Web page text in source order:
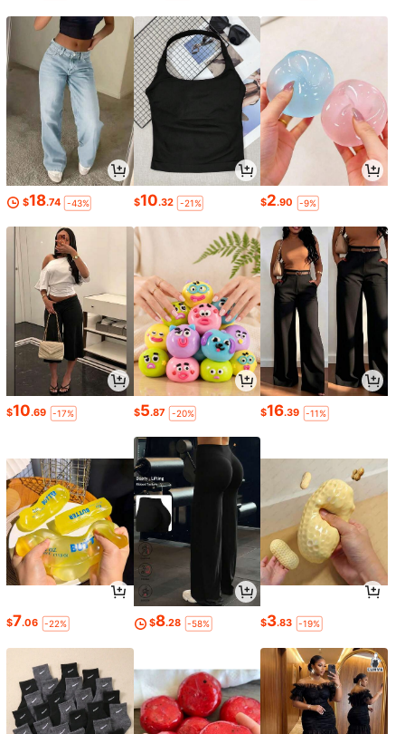
$18.74 -43% $10.32 -21% $2.90 -9%
$10.69 -17% $5.87 -20% $16.39 -11%
$7.06 -22% $8.28 -58% $3.83 -19%